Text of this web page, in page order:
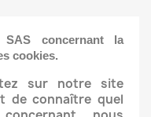
concernant la
cookies.
sur notre site
de connaître quel